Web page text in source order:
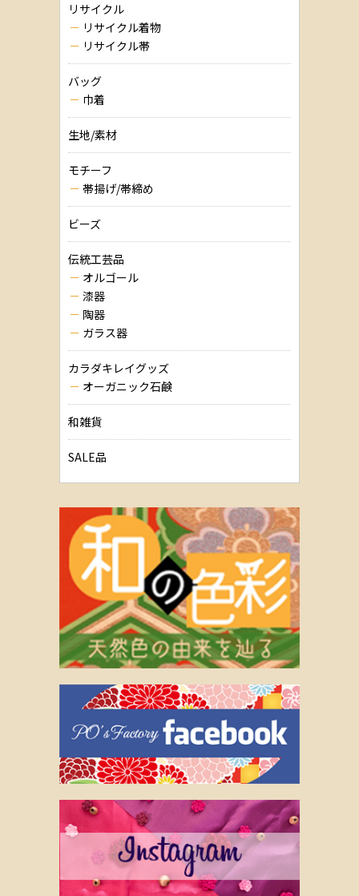
リサイクル
リサイクル着物
リサイクル帯
バッグ
巾着
生地/素材
モチーフ
帯揚げ/帯締め
ビーズ
伝統工芸品
オルゴール
漆器
陶器
ガラス器
カラダキレイグッズ
オーガニック石鹸
和雑貨
SALE品